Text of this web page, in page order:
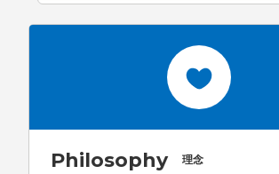
Philosophy 理念